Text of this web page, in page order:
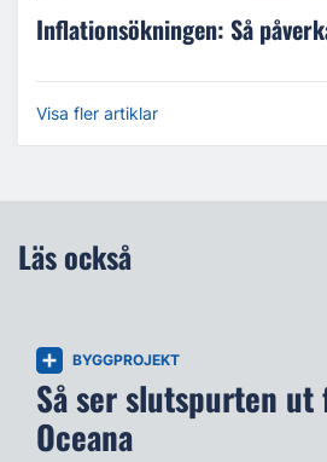
Inflationsökningen: Så
Visa fler artiklar
Läs också
BYGGPROJEKT
Så ser slutspurten ut
Oceana